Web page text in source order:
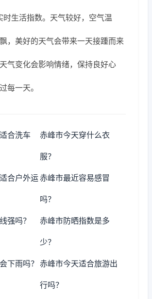
时生活指数。天气较好，空气温
，美好的天气会带来一天接踵而来
气变化会影响情绪，保持良好心
每一天。
合洗车 赤峰市今天穿什么衣
服？
合户外运赤峰市最近容易感冒
吗？
强吗？ 赤峰市防晒指数是多
少？
下雨吗？ 赤峰市今天适合旅游出
行吗？